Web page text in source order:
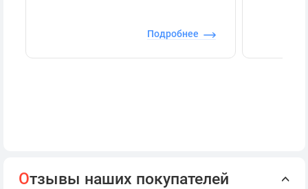
Подробнее
Отзывы наших покупателей